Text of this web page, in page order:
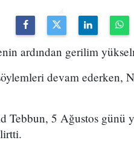
ardından gerilim
devam ederken,
Tebbun, 5 Ağustos günü